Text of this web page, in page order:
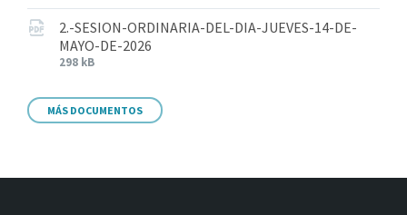
2.-SESION-ORDINARIA-DEL-DIA-JUEVES-14-DE-
MAYO-DE-2026
298 kB
MÁS DOCUMENTOS